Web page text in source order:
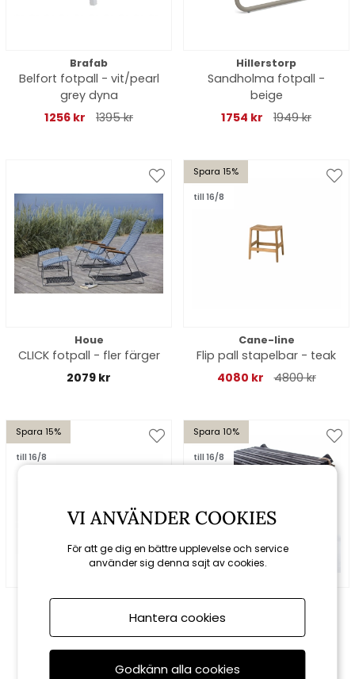
Brafab
Belfort fotpall - vit/pearl
grey dyna
1256 kr
1395 kr
Hillerstorp
Sandholma fotpall -
beige
1754 kr
1949 kr
Houe
CLICK fotpall - fler färger
2079 kr
Spara 15%
till 16/8
Cane-line
Flip pall stapelbar - teak
4080 kr
4800 kr
Spara 15%
till 16/8
Cane-line
Capture pall 100x100 cm
- taupe
10880 kr 12800 kr
Spara 10%
till 16/8
Hillerstorp
Lilli pall furu oljad - svart
980 kr 1089 kr
VI ANVÄNDER COOKIES
För att ge dig en bättre upplevelse och service
använder sig denna sajt av cookies.
Hantera cookies
Godkänn alla cookies